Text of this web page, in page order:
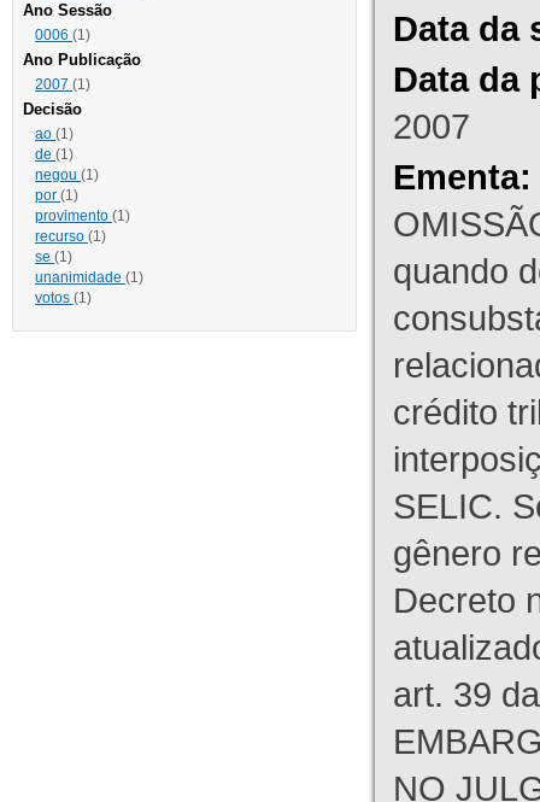
Ano Sessão
0006 (1)
Ano Publicação
2007 (1)
Decisão
ao (1)
de (1)
negou (1)
por (1)
provimento (1)
recurso (1)
se (1)
unanimidade (1)
votos (1)
Data da
Data da
2007
Ementa:
quando
crédito
SELIC.
gênero
Decreto
art. 39
NO